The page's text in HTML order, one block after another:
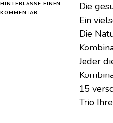
HINTERLASSE EINEN
KOMMENTAR
Die
Ein
Die
Jeder
15
Trio